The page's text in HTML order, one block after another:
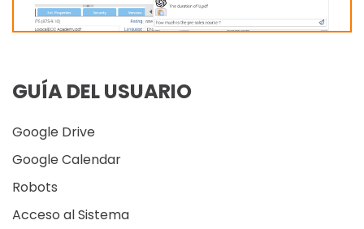
GUÍA DEL USUARIO
Google Drive
Google Calendar
Robots
Acceso al Sistema